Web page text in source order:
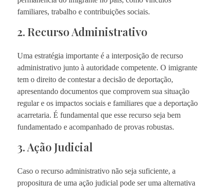
familiares, trabalho e contribuições sociais.
2. Recurso Administrativo
Uma estratégia importante é a interposição de recurso
administrativo junto à autoridade competente. O imigrante
tem o direito de contestar a decisão de deportação,
apresentando documentos que comprovem sua situação
regular e os impactos sociais e familiares que a deportação
acarretaria. É fundamental que esse recurso seja bem
fundamentado e acompanhado de provas robustas.
3. Ação Judicial
Caso o recurso administrativo não seja suficiente, a
propositura de uma ação judicial pode ser uma alternativa